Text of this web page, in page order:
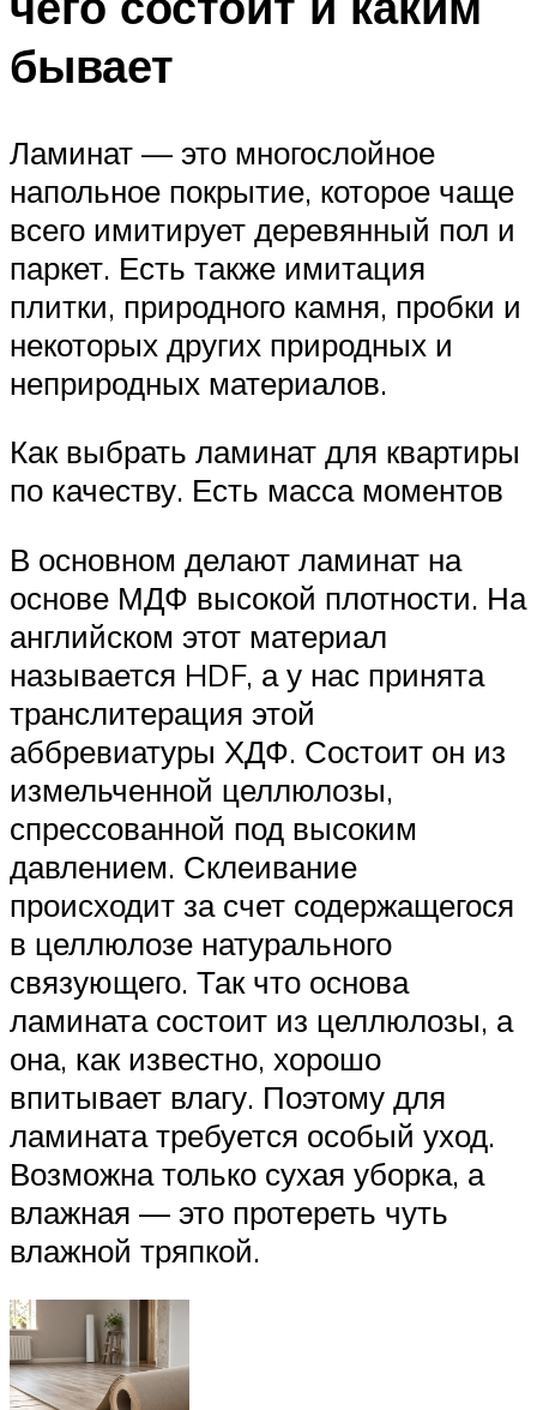
бывает
Ламинат — это многослойное
напольное покрытие, которое чаще
всего имитирует деревянный пол и
паркет. Есть также имитация
плитки, природного камня, пробки и
некоторых других природных и
неприродных материалов.
Как выбрать ламинат для квартиры
по качеству. Есть масса моментов
В основном делают ламинат на
основе МДФ высокой плотности. На
английском этот материал
называется HDF, а у нас принята
транслитерация этой
аббревиатуры ХДФ. Состоит он из
измельченной целлюлозы,
спрессованной под высоким
давлением. Склеивание
происходит за счет содержащегося
в целлюлозе натурального
связующего. Так что основа
ламината состоит из целлюлозы, а
она, как известно, хорошо
впитывает влагу. Поэтому для
ламината требуется особый уход.
Возможна только сухая уборка, а
влажная — это протереть чуть
влажной тряпкой.